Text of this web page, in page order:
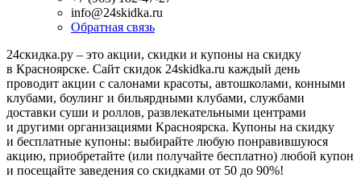
info@24skidka.ru
Обратная связь
24скидка.ру – это акции, скидки и купоны на скидку
в Красноярске. Сайт скидок 24skidka.ru каждый день
проводит акции с салонами красоты, автошколами, конными
клубами, боулинг и бильярдными клубами, службами
доставки суши и роллов, развлекательными центрами
и другими организациями Красноярска. Купоны на скидку
и бесплатные купоны: выбирайте любую понравившуюся
акцию, приобретайте (или получайте бесплатно) любой купон
и посещайте заведения со скидками от 50 до 90%!